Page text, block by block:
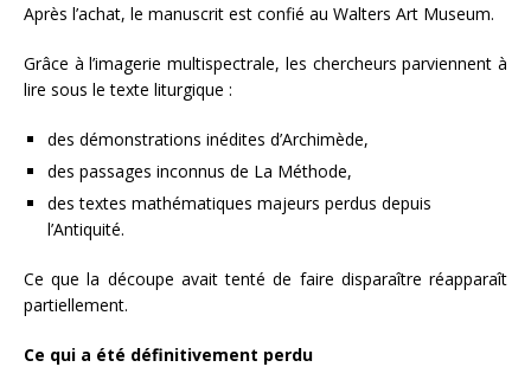
Après l’achat, le manuscrit est confié au Walters Art Museum.
Grâce à l’imagerie multispectrale, les chercheurs parviennent à
lire sous le texte liturgique :
des démonstrations inédites d’Archimède,
des passages inconnus de La Méthode,
des textes mathématiques majeurs perdus depuis
l’Antiquité.
Ce que la découpe avait tenté de faire disparaître réapparaît
partiellement.
Ce qui a été définitivement perdu